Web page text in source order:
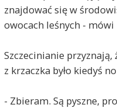
znajdować się w
owocach leśnych - mówi
Szczecinianie
z krzaczka było kiedyś
- Zbieram. Są pyszne,